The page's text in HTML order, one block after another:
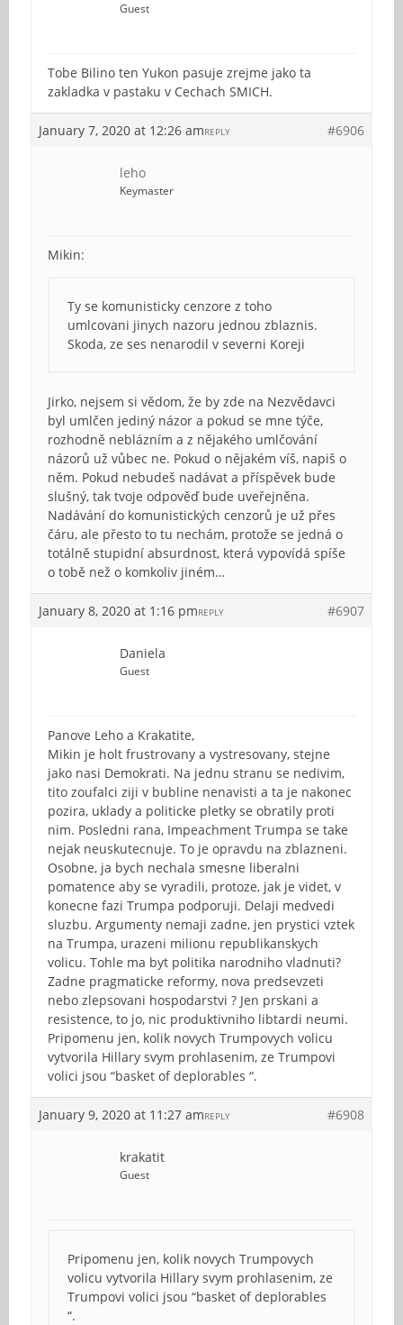
Guest
Tobe Bilino ten Yukon pasuje zrejme jako ta
zakladka v pastaku v Cechach SMICH.
January 7, 2020 at 12:26 am #6906
REPLY
leho
Keymaster
Mikin:
Ty se komunisticky cenzore z toho
umlcovani jinych nazoru jednou zblaznis.
Skoda, ze ses nenarodil v severni Koreji
Jirko, nejsem si vědom, že by zde na Nezvědavci
byl umlčen jediný názor a pokud se mne týče,
rozhodně neblázním a z nějakého umlčování
názorů už vůbec ne. Pokud o nějakém víš, napiš o
něm. Pokud nebudeš nadávat a příspěvek bude
slušný, tak tvoje odpověď bude uveřejněna.
Nadávání do komunistických cenzorů je už přes
čáru, ale přesto to tu nechám, protože se jedná o
totálně stupidní absurdnost, která vypovídá spíše
o tobě než o komkoliv jiném…
January 8, 2020 at 1:16 pm #6907
REPLY
Daniela
Guest
Panove Leho a Krakatite,
Mikin je holt frustrovany a vystresovany, stejne
jako nasi Demokrati. Na jednu stranu se nedivim,
tito zoufalci ziji v bubline nenavisti a ta je nakonec
pozira, uklady a politicke pletky se obratily proti
nim. Posledni rana, Impeachment Trumpa se take
nejak neuskutecnuje. To je opravdu na zblazneni.
Osobne, ja bych nechala smesne liberalni
pomatence aby se vyradili, protoze, jak je videt, v
konecne fazi Trumpa podporuji. Delaji medvedi
sluzbu. Argumenty nemaji zadne, jen prystici vztek
na Trumpa, urazeni milionu republikanskych
volicu. Tohle ma byt politika narodniho vladnuti?
Zadne pragmaticke reformy, nova predsevzeti
nebo zlepsovani hospodarstvi ? Jen prskani a
resistence, to jo, nic produktivniho libtardi neumi.
Pripomenu jen, kolik novych Trumpovych volicu
vytvorila Hillary svym prohlasenim, ze Trumpovi
volici jsou “basket of deplorables “.
January 9, 2020 at 11:27 am #6908
REPLY
krakatit
Guest
Pripomenu jen, kolik novych Trumpovych
volicu vytvorila Hillary svym prohlasenim, ze
Trumpovi volici jsou “basket of deplorables
“.